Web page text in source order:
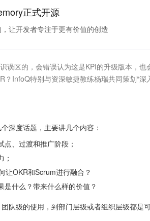
正式开源
让开发者专注于更有价值的创造
InfoQ特别与资深敏捷教练杨瑞共同策划“深
深度话题，主要讲几个内容：
、过渡和推广阶段；
让OKR和Scrum进行融合？
什么？带来什么样的价值？
队级的使用，到部门层级或者组织层级都是